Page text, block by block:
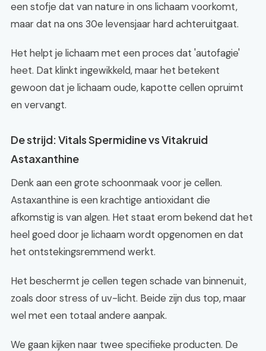
een stofje dat van nature in ons lichaam voorkomt,
maar dat na ons 30e levensjaar hard achteruitgaat.
Het helpt je lichaam met een proces dat 'autofagie'
heet. Dat klinkt ingewikkeld, maar het betekent
gewoon dat je lichaam oude, kapotte cellen opruimt
en vervangt.
De strijd: Vitals Spermidine vs Vitakruid
Astaxanthine
Denk aan een grote schoonmaak voor je cellen.
Astaxanthine is een krachtige antioxidant die
afkomstig is van algen. Het staat erom bekend dat het
heel goed door je lichaam wordt opgenomen en dat
het ontstekingsremmend werkt.
Het beschermt je cellen tegen schade van binnenuit,
zoals door stress of uv-licht. Beide zijn dus top, maar
wel met een totaal andere aanpak.
We gaan kijken naar twee specifieke producten. De